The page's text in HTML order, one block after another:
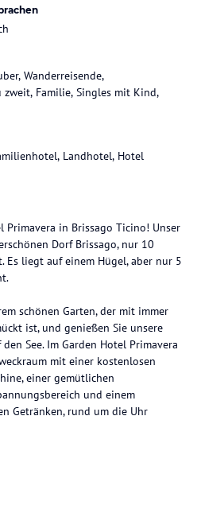
Wanderreisende,
zweit, Familie, Singles mit Kind,
Landhotel, Hotel
Primavera in Brissago Ticino! Unser
Dorf Brissago, nur 10
Es liegt auf einem Hügel, aber nur 5
schönen Garten, der mit immer
ist, und genießen Sie unsere
See. Im Garden Hotel Primavera
mit einer kostenlosen
einer gemütlichen
und einem
Getränken, rund um die Uhr
nicht zu hören.